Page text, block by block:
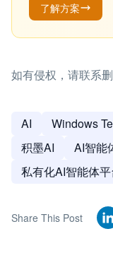
了解方案
如有侵权，请联系删
AI Windows
积墨AI
AI智能
私有化AI智能体平
Share This Post